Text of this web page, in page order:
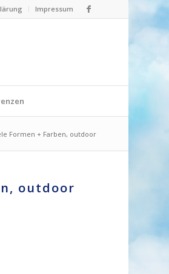
Impressum
Formen + Farben, outdoor
outdoor